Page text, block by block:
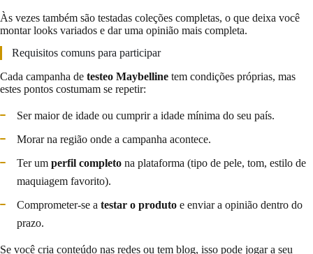
Às vezes também são testadas coleções completas, o que deixa você
montar looks variados e dar uma opinião mais completa.
Requisitos comuns para participar
Cada campanha de testeo Maybelline tem condições próprias, mas
estes pontos costumam se repetir:
Ser maior de idade ou cumprir a idade mínima do seu país.
Morar na região onde a campanha acontece.
Ter um perfil completo na plataforma (tipo de pele, tom, estilo de
maquiagem favorito).
Comprometer-se a testar o produto e enviar a opinião dentro do
prazo.
Se você cria conteúdo nas redes ou tem blog, isso pode jogar a seu